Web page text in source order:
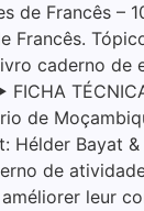
de Francês –
Francês.
caderno de
de
Hélder Bayat
de
leur